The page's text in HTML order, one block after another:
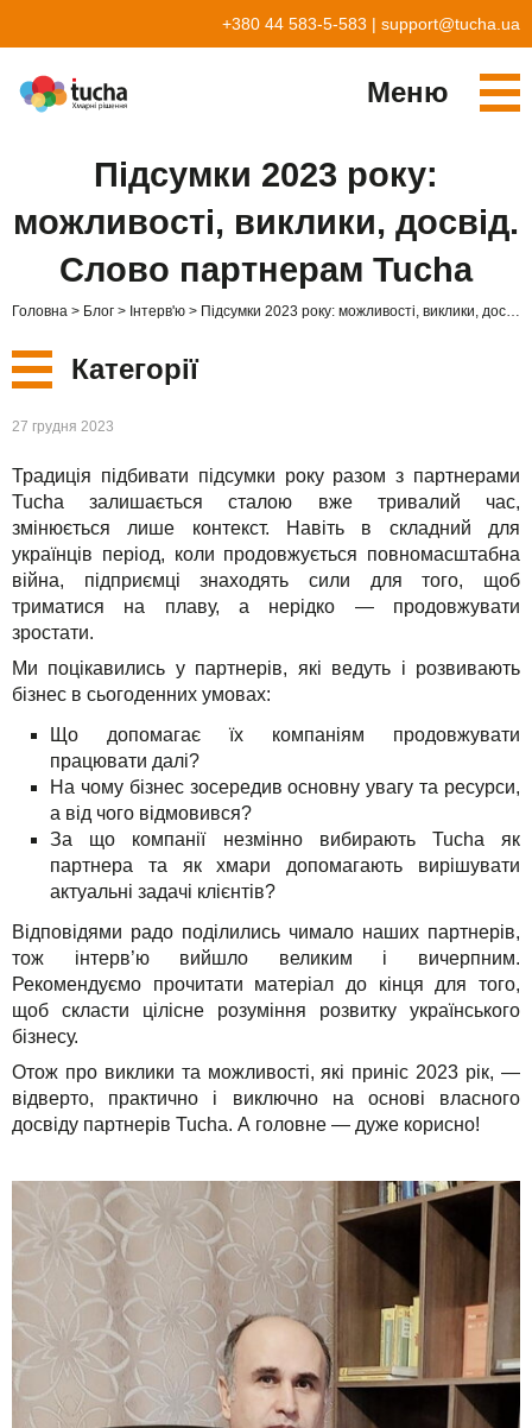
+380 44 583-5-583 | support@tucha.ua
Меню
TuchaBit+
TuchaBackup
TuchaHosting
TuchaSync
Хмари для e-commerce
Віддалений офіс
Реселінг хостингу
Стати партнером
Відгуки
Кар'єра
Контакти
Підсумки 2023 року:
можливості, виклики, досвід.
Слово партнерам Tucha
Головна Блог Інтерв'ю Підсумки 2023 року: можливості, виклики, досвід. Слово партнерам Tucha
Категорії
Нові
Сервіси
Рішення
Для бізнесу
Техпідтримка
Інструкції
FAQ
Інтерв'ю
Авторська колонка
Свята
Акції
27 грудня 2023
Традиція підбивати підсумки року разом з партнерами
Tucha залишається сталою вже тривалий час,
змінюється лише контекст. Навіть в складний для
українців період, коли продовжується повномасштабна
війна, підприємці знаходять сили для того, щоб
триматися на плаву, а нерідко — продовжувати
зростати.
Ми поцікавились у партнерів, які ведуть і розвивають
бізнес в сьогоденних умовах:
Що допомагає їх компаніям продовжувати
працювати далі?
На чому бізнес зосередив основну увагу та ресурси,
а від чого відмовився?
За що компанії незмінно вибирають Tucha як
партнера та як хмари допомагають вирішувати
актуальні задачі клієнтів?
Відповідями радо поділились чимало наших партнерів,
тож інтерв’ю вийшло великим і вичерпним.
Рекомендуємо прочитати матеріал до кінця для того,
щоб скласти цілісне розуміння розвитку українського
бізнесу.
Отож про виклики та можливості, які приніс 2023 рік, —
відверто, практично і виключно на основі власного
досвіду партнерів Tucha. А головне — дуже корисно!